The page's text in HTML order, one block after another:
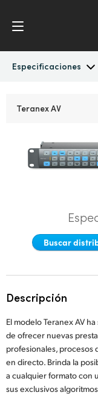
Especificaciones
Conversiones
Austria
China
Germany
Hong Kong
India
Teranex AV
Buscar
Descripción
El modelo Teranex AV
de ofrecer nuevas
profesionales, procesos
en directo. Brinda la
a cualquier formato con
sus exclusivos